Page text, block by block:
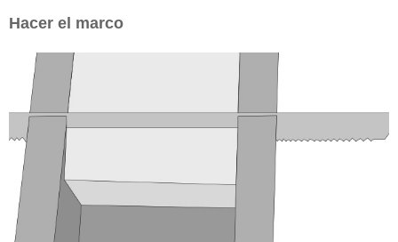
Hacer el marco